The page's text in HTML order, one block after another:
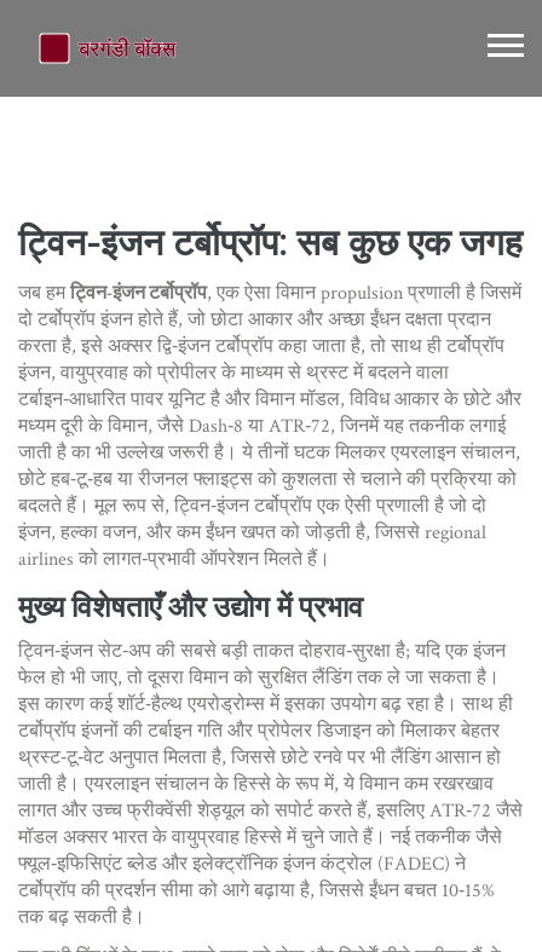
ट्विन-इंजन टर्बोप्रॉप: सब कुछ एक जगह
जब हमट्विन-इंजन टर्बोप्रॉप, एक ऐसा विमान propulsion प्रणाली है जिसमें
दो टर्बोप्रॉप इंजन होते हैं, जो छोटा आकार और अच्छा ईंधन दक्षता प्रदान
करता है, इसे अक्सरद्वि‑इंजन टर्बोप्रॉपकहा जाता है, तो साथ हीटर्बोप्रॉप
इंजन, वायुप्रवाह को प्रोपीलर के माध्यम से थ्रस्ट में बदलने वाला
टर्बाइन‑आधारित पावर यूनिट हैऔरविमान मॉडल, विविध आकार के छोटे और
मध्यम दूरी के विमान, जैसे Dash‑8 या ATR‑72, जिनमें यह तकनीक लगाई
जाती हैका भी उल्लेख जरूरी है। ये तीनों घटक मिलकरएयरलाइन संचालन,
छोटे हब‑टू‑हब या रीजनल फ्लाइट्स को कुशलता से चलाने की प्रक्रियाको
बदलते हैं। मूल रूप से, ट्विन‑इंजन टर्बोप्रॉप एक ऐसी प्रणाली है जो दो
इंजन, हल्का वजन, और कम ईंधन खपत को जोड़ती है, जिससे regional
airlines को लागत‑प्रभावी ऑपरेशन मिलते हैं।
मुख्य विशेषताएँ और उद्योग में प्रभाव
ट्विन‑इंजन सेट‑अप की सबसे बड़ी ताकत दोहराव‑सुरक्षा है; यदि एक इंजन
फेल हो भी जाए, तो दूसरा विमान को सुरक्षित लैंडिंग तक ले जा सकता है।
इस कारण कई शॉर्ट‑हैल्थ एयरोड्रोम्स में इसका उपयोग बढ़ रहा है। साथ ही
टर्बोप्रॉप इंजनों की टर्बाइन गति और प्रोपेलर डिजाइन को मिलाकर बेहतर
थ्रस्ट‑टू‑वेट अनुपात मिलता है, जिससे छोटे रनवे पर भी लैंडिंग आसान हो
जाती है। एयरलाइन संचालन के हिस्से के रूप में, ये विमान कम रखरखाव
लागत और उच्च फ्रीक्वेंसी शेड्यूल को सपोर्ट करते हैं, इसलिए ATR‑72 जैसे
मॉडल अक्सर भारत के वायुप्रवाह हिस्से में चुने जाते हैं। नई तकनीक जैसे
फ्यूल‑इफिसिएंट ब्लेड और इलेक्ट्रॉनिक इंजन कंट्रोल (FADEC) ने
टर्बोप्रॉप की प्रदर्शन सीमा को आगे बढ़ाया है, जिससे ईंधन बचत 10‑15%
तक बढ़ सकती है।